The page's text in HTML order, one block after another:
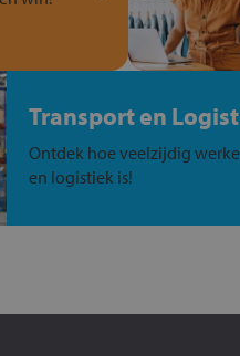
Transport en
Ontdek hoe veelzijdig
en logistiek is!